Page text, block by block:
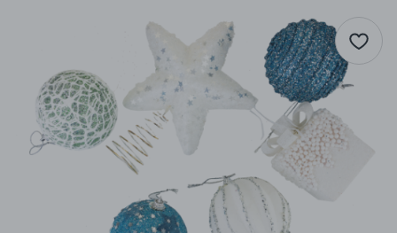
VRT I ALATI
Klik supermarket
Sport i slobodno vrijeme
Ljepota i zdravlje